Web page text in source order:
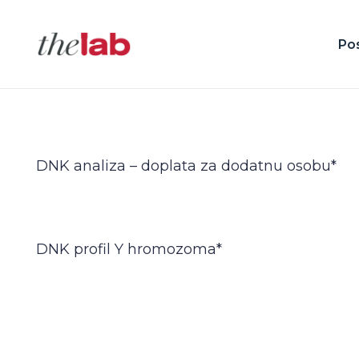
DNK analiza – doplata za dodatnu osobu*
DNK profil Y hromozoma*